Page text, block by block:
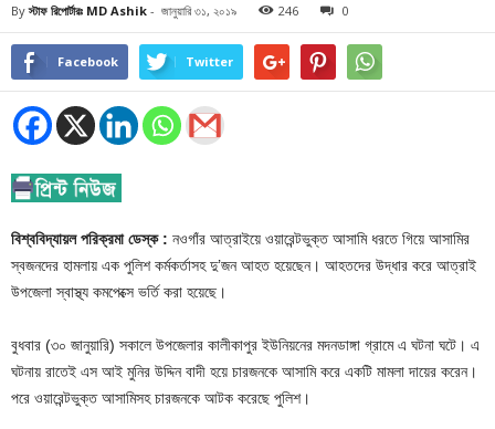
By স্টাফ রিপোর্টারঃ MD Ashik - জানুয়ারি ৩১, ২০১৯ 246 0
Facebook Twitter
বিশ্ববিদ্যায়ল পরিক্রমা ডেস্ক : নওগাঁর আত্রাইয়ে ওয়ারেন্টভুক্ত আসামি ধরতে গিয়ে আসামির
স্বজনদের হামলায় এক পুলিশ কর্মকর্তাসহ দু’জন আহত হয়েছেন। আহতদের উদ্ধার করে আত্রাই
উপজেলা স্বাস্থ্য কমপেক্সে ভর্তি করা হয়েছে।
বুধবার (৩০ জানুয়ারি) সকালে উপজেলার কালীকাপুর ইউনিয়নের মদনডাঙ্গা গ্রামে এ ঘটনা ঘটে। এ
ঘটনায় রাতেই এস আই মুনির উদ্দিন বাদী হয়ে চারজনকে আসামি করে একটি মামলা দায়ের করেন।
পরে ওয়ারেন্টভুক্ত আসামিসহ চারজনকে আটক করেছে পুলিশ।